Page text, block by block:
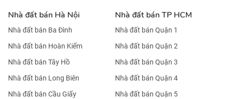
Nhà đất bán Hà Nội
Nhà đất bán Ba Đình
Nhà đất bán Hoàn Kiếm
Nhà đất bán Tây Hồ
Nhà đất bán Long Biên
Nhà đất bán Cầu Giấy
Nhà đất bán TP HCM
Nhà đất bán Quận 1
Nhà đất bán Quận 2
Nhà đất bán Quận 3
Nhà đất bán Quận 4
Nhà đất bán Quận 5